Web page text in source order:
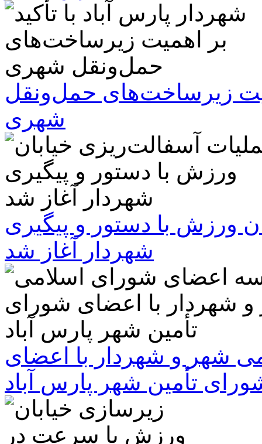
زیرساخت‌های حمل‌ونقل
شهری
ورزش با دستور و پیگیری
شهردار آغاز شد
شهر و شهردار با اعضای
تأمین شهر پارس آباد